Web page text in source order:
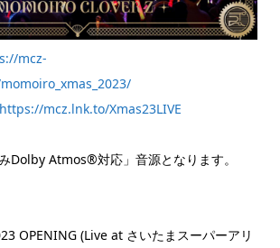
mcz-
https://mcz.lnk.to/Xmas23LIVE
Dolby Atmos®対応」音源となります。
OPENING (Live at さいたまスーパーアリ